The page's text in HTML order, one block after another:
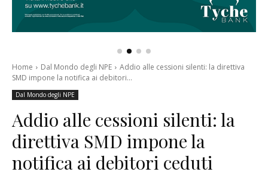
Home Dal Mondo degli NPE
Addio alle cessioni silenti: la direttiva
SMD impone la notifica ai debitori...
Dal Mondo degli NPE
Addio alle cessioni silenti: la
direttiva SMD impone la
notifica ai debitori ceduti